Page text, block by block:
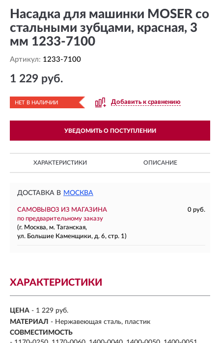
Насадка для машинки MOSER со
стальными зубцами, красная, 3
мм 1233-7100
Артикул: 1233-7100
1 229 руб.
НЕТ В НАЛИЧИИ Добавить к сравнению
УВЕДОМИТЬ О ПОСТУПЛЕНИИ
ХАРАКТЕРИСТИКИ ОПИСАНИЕ
ДОСТАВКА В МОСКВА
САМОВЫВОЗ ИЗ МАГАЗИНА
0 руб.
по предварительному заказу
(г. Москва, м. Таганская,
ул. Большие Каменщики, д. 6, стр. 1)
ХАРАКТЕРИСТИКИ
ЦЕНА - 1 229 руб.
МАТЕРИАЛ - Нержавеющая сталь, пластик
СОВМЕСТИМОСТЬ